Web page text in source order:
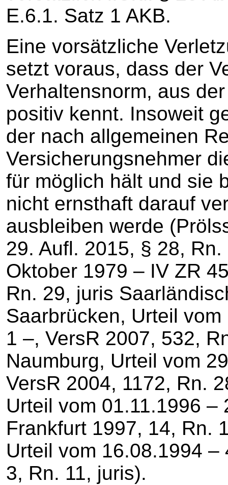
E.6.1. Satz 1 AKB.
Eine vorsätzliche
setzt voraus, dass der
Verhaltensnorm, aus
positiv kennt. Insoweit
der nach allgemeinen
Versicherungsnehmer
für möglich hält und sie
nicht ernsthaft darauf
ausbleiben werde
29. Aufl. 2015, § 28,
Oktober 1979 – IV ZR
Rn. 29, juris
Saarbrücken, Urteil
1 –, VersR 2007, 532,
Naumburg, Urteil vom
VersR 2004, 1172, Rn.
Urteil vom 01.11.1996 –
Frankfurt 1997, 14, Rn.
Urteil vom 16.08.1994
3, Rn. 11, juris).